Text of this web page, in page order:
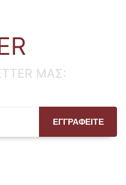
ΜΑΣ:
ΕΓΓΡΑΦΕΙΤΕ